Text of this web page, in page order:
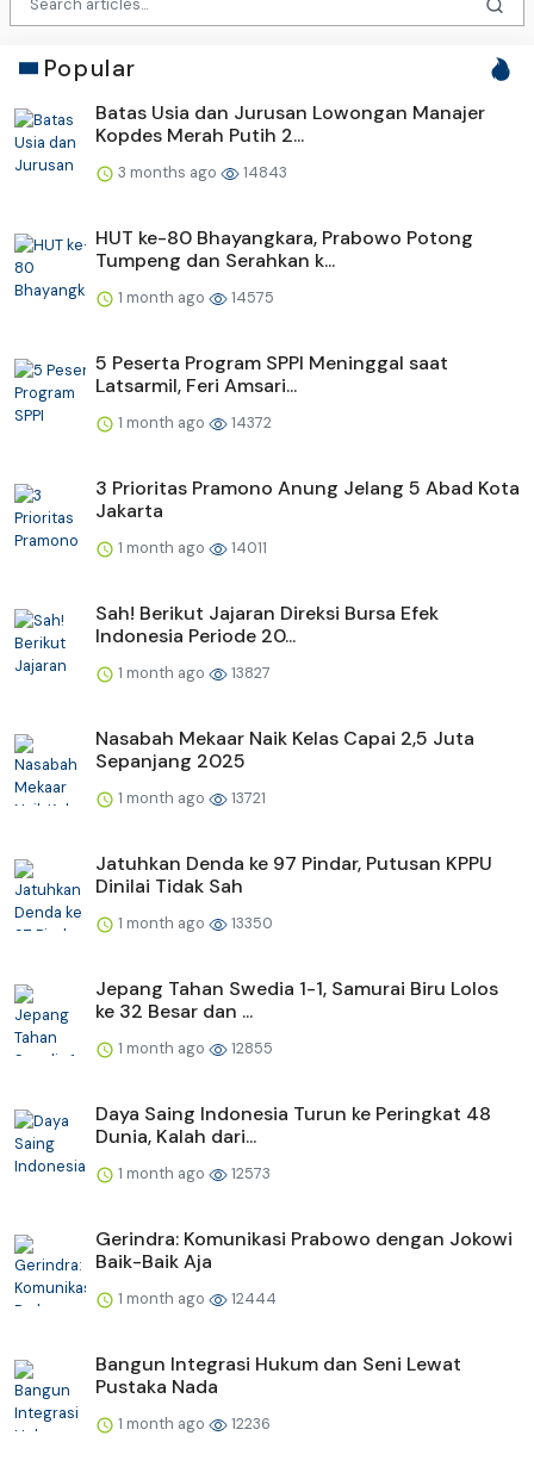
Popular
Batas Usia dan Jurusan Lowongan Manajer
Kopdes Merah Putih 2...
3 months ago 14843
HUT ke-80 Bhayangkara, Prabowo Potong
Tumpeng dan Serahkan k...
1 month ago 14575
5 Peserta Program SPPI Meninggal saat
Latsarmil, Feri Amsari...
1 month ago 14372
3 Prioritas Pramono Anung Jelang 5 Abad Kota
Jakarta
1 month ago 14011
Sah! Berikut Jajaran Direksi Bursa Efek
Indonesia Periode 20...
1 month ago 13827
Nasabah Mekaar Naik Kelas Capai 2,5 Juta
Sepanjang 2025
1 month ago 13721
Jatuhkan Denda ke 97 Pindar, Putusan KPPU
Dinilai Tidak Sah
1 month ago 13350
Jepang Tahan Swedia 1-1, Samurai Biru Lolos
ke 32 Besar dan ...
1 month ago 12855
Daya Saing Indonesia Turun ke Peringkat 48
Dunia, Kalah dari...
1 month ago 12573
Gerindra: Komunikasi Prabowo dengan Jokowi
Baik-Baik Aja
1 month ago 12444
Bangun Integrasi Hukum dan Seni Lewat
Pustaka Nada
1 month ago 12236